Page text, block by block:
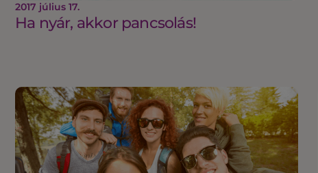
2017 július 17.
Ha nyár, akkor pancsolás!